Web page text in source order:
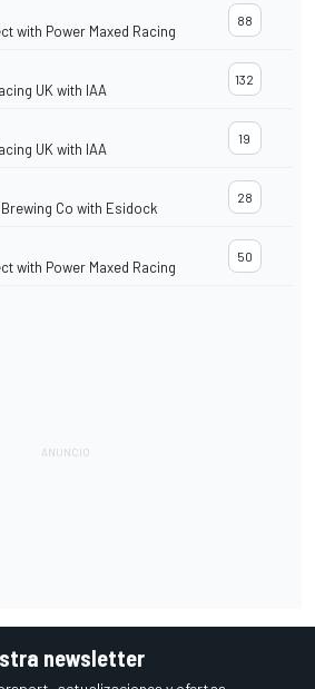
with Power Maxed Racing
88
UK with IAA
132
UK with IAA
19
Co with Esidock
28
with Power Maxed Racing
50
newsletter